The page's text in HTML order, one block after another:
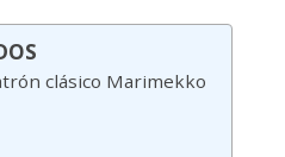
clásico Marimekko